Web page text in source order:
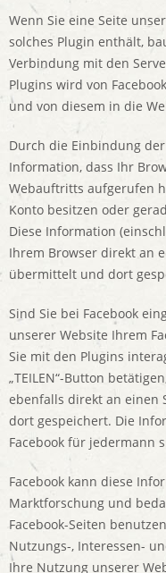
Wenn Sie eine Seite
solches Plugin enthält,
Verbindung mit den
Plugins wird von
und von diesem in die
Durch die Einbindung
Information, dass Ihr
Webauftritts aufgerufen
Konto besitzen oder
Diese Information
Ihrem Browser direkt an
übermittelt und dort
Sind Sie bei Facebook
unserer Website Ihrem
Sie mit den Plugins
„TEILEN“-Button
ebenfalls direkt an einen
dort gespeichert. Die
Facebook für jedermann
Facebook kann diese
Marktforschung und
Facebook-Seiten
Nutzungs-, Interessen-
Ihre Nutzung unserer